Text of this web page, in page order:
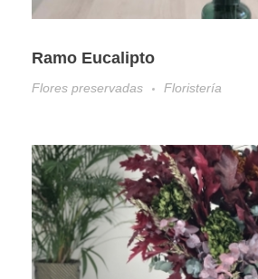
Ramo Eucalipto
Flores preservadas Floristería